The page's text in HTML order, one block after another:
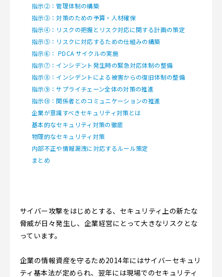
指示②：管理体制の構築
指示③：対策のための予算・人材確保
指示④：リスクの把握とリスク対応に関する計画の策定
指示⑤：リスクに対応するための仕組みの構築
指示⑥： PDCA サイクルの実施
指示⑦：インシデント発生時の緊急対応体制の整備
指示⑧：インシデントによる被害からの復旧体制の整備
指示⑨：サプライチェーン全体の対策の推進
指示⑩：関係者とのコミュニケーションの推進
企業が意識すべきセキュリティ対策とは
基本的なセキュリティ対策の徹底
物理的なセキュリティ対策
内部不正や情報漏洩に対応するルール策定
まとめ
サイバー攻撃をはじめとする、セキュリティ上の新たな
脅威が日々発生し、企業経営にとって大きなリスクとな
っています。
企業の情報資産を守るため2014年にはサイバーセキュリ
ティ基本法が定められ、翌年には現場でのセキュリティ